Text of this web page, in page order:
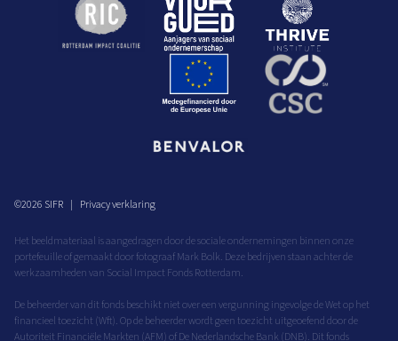
©2026 SIFR Privacy verklaring
Het beeldmateriaal is aangedragen door de sociale ondernemingen binnen onze
portefeuille of gemaakt door fotograaf Mark Bolk. Deze bedrijven staan achter de
werkzaamheden van Social Impact Fonds Rotterdam.
De beheerder van dit fonds beschikt niet over een vergunning ingevolge de Wet op het
financieel toezicht (Wft). Op de beheerder wordt geen toezicht uitgeoefend door de
Autoriteit Financiële Markten (AFM) of De Nederlandsche Bank (DNB). Dit fonds